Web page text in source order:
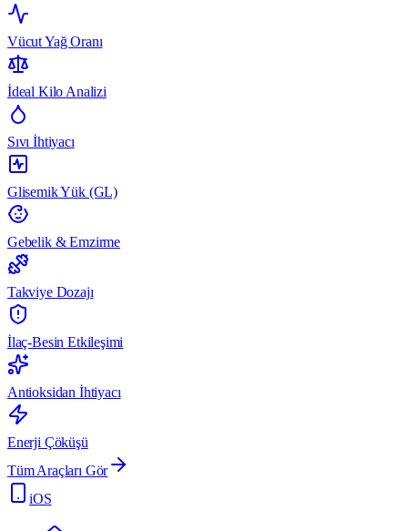
Vücut Yağ Oranı
İdeal Kilo Analizi
Sıvı İhtiyacı
Glisemik Yük (GL)
Gebelik & Emzirme
Takviye Dozajı
İlaç-Besin Etkileşimi
Antioksidan İhtiyacı
Enerji Çöküşü
Tüm Araçları Gör
iOS